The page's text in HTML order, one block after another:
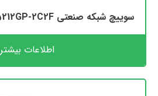
سوییچ شبکه صنعتی KORENIX JetNet 5212GP-2C2F
اطلاعات بیشتر